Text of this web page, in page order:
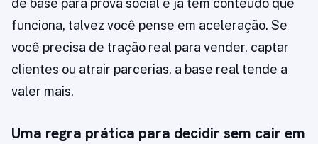
de base para prova social e já tem conteúdo que
funciona, talvez você pense em aceleração. Se
você precisa de tração real para vender, captar
clientes ou atrair parcerias, a base real tende a
valer mais.
Uma regra prática para decidir sem cair em